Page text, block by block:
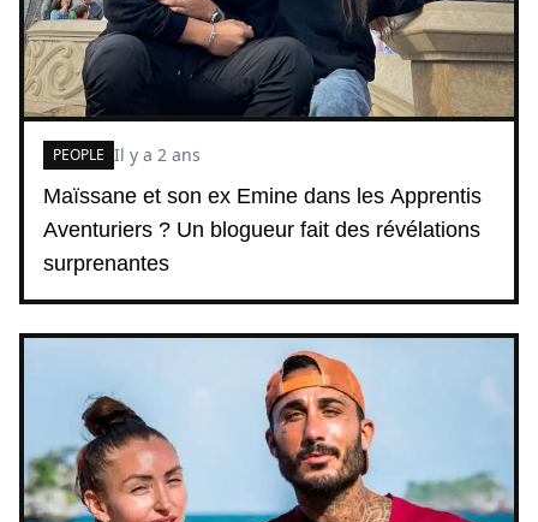
Maïssane et son ex Emine dans les Apprentis
Aventuriers ? Un blogueur fait des révélations
surprenantes
PEOPLE Il y a 2 ans